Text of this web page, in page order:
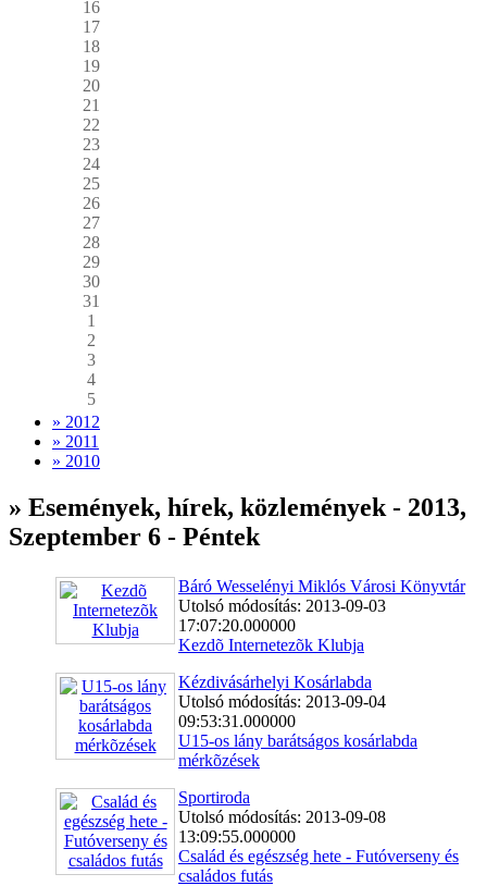
16
17
18
19
20
21
22
23
24
25
26
27
28
29
30
31
1
2
3
4
5
» 2012
» 2011
» 2010
» Események, hírek, közlemények - 2013,
Szeptember 6 - Péntek
Báró Wesselényi Miklós Városi Könyvtár
Utolsó módosítás: 2013-09-03
17:07:20.000000
Kezdõ Internetezõk Klubja
Kézdivásárhelyi Kosárlabda
Utolsó módosítás: 2013-09-04
09:53:31.000000
U15-os lány barátságos kosárlabda
mérkõzések
Sportiroda
Utolsó módosítás: 2013-09-08
13:09:55.000000
Család és egészség hete - Futóverseny és
családos futás